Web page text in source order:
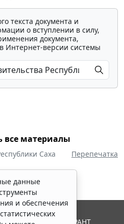
текста документа и
о вступлении в силу,
документа,
Интернет-версии системы
все материалы
Саха Перепечатка
данные
и обеспечения
2026. Система ГАРАНТ